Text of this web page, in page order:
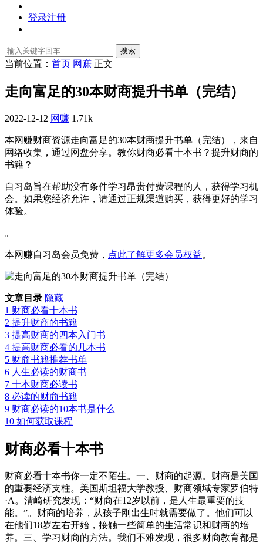
登录注册
搜索
当前位置： 首页 网赚 正文
走向富足的30本财商提升书单（完结）
2022-12-12 网赚 1.71k
本网赚财商资源走向富足的30本财商提升书单（完结），来自
网络收集，通过网盘分享。教你财商必看十本书？提升财商的
书籍？
自习岛旨在帮助没有条件学习昂贵付费课程的人，获得学习机
会。如果您经济允许，请通过正规渠道购买，获得更好的学习
体验。
。
本网赚自习岛会员免费， 点此了解更多会员权益。
文章目录 隐藏
1 财商必看十本书
2 提升财商的书籍
3 提高财商的四本入门书
4 提高财商必看的几本书
5 财商书籍推荐书单
6 人生必读的财商书
7 十本财商必读书
8 必读的财商书籍
9 财商必读的10本书是什么
10 如何获取课程
财商必看十本书
财商必看十本书你一定不陌生。一、财商的起源。财商是美国
的重要经济支柱。美国斯坦福大学教授、财商领域专家罗伯特
·A。清崎研究发现：“财商在12岁以前，是人生最重要的技
能。”。财商的培养，从孩子刚出生时就需要做了。他们可以
在他们18岁左右开始，接触一些简单的生活常识和财商的培
养。三、学习财商的方法。我们不难发现，很多财商教育都是